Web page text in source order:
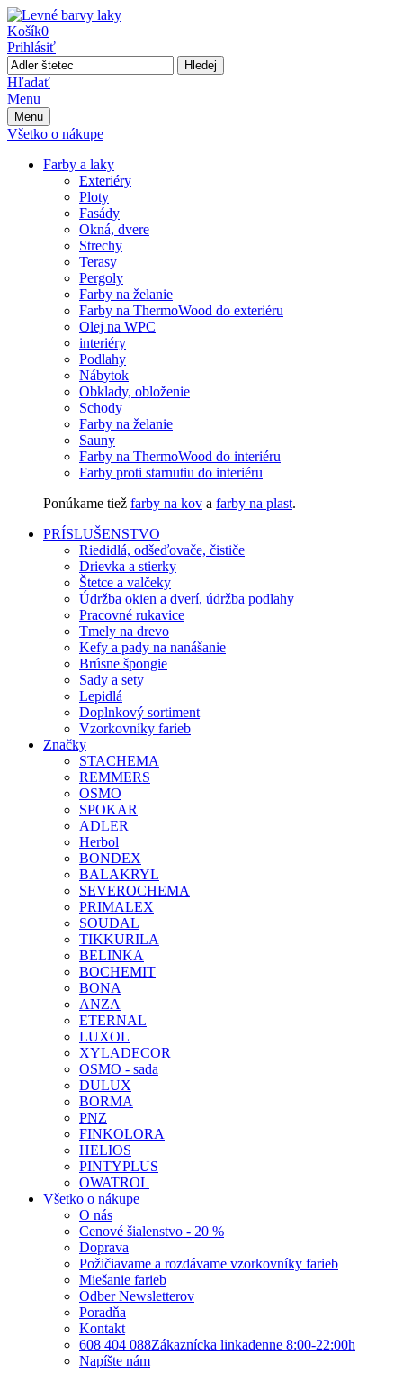
Košík0
Prihlásiť
Hledej
Hľadať
Menu
Menu
Všetko o nákupe
Farby a laky
Exteriéry
Ploty
Fasády
Okná, dvere
Strechy
Terasy
Pergoly
Farby na želanie
Farby na ThermoWood do exteriéru
Olej na WPC
interiéry
Podlahy
Nábytok
Obklady, obloženie
Schody
Farby na želanie
Sauny
Farby na ThermoWood do interiéru
Farby proti starnutiu do interiéru
Ponúkame tiež farby na kov a farby na plast.
PRÍSLUŠENSTVO
Riedidlá, odšeďovače, čističe
Drievka a stierky
Štetce a valčeky
Údržba okien a dverí, údržba podlahy
Pracovné rukavice
Tmely na drevo
Kefy a pady na nanášanie
Brúsne špongie
Sady a sety
Lepidlá
Doplnkový sortiment
Vzorkovníky farieb
Značky
STACHEMA
REMMERS
OSMO
SPOKAR
ADLER
Herbol
BONDEX
BALAKRYL
SEVEROCHEMA
PRIMALEX
SOUDAL
TIKKURILA
BELINKA
BOCHEMIT
BONA
ANZA
ETERNAL
LUXOL
XYLADECOR
OSMO - sada
DULUX
BORMA
PNZ
FINKOLORA
HELIOS
PINTYPLUS
OWATROL
Všetko o nákupe
O nás
Cenové šialenstvo - 20 %
Doprava
Požičiavame a rozdávame vzorkovníky farieb
Miešanie farieb
Odber Newsletterov
Poradňa
Kontakt
608 404 088Zákaznícka linkadenne 8:00-22:00h
Napíšte nám